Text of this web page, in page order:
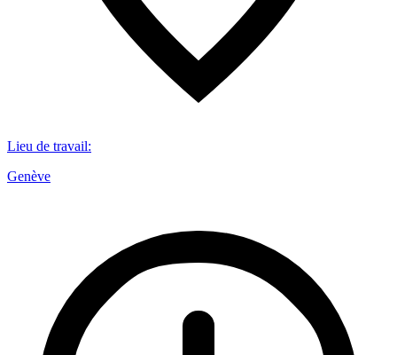
Lieu de travail:
Genève